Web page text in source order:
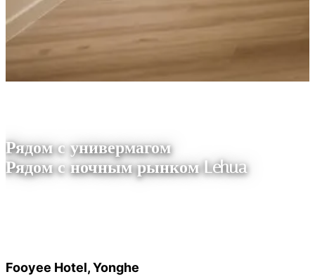
Рядом с универмагом
Рядом с ночным рынком Lehua
Fooyee Hotel, Yonghe